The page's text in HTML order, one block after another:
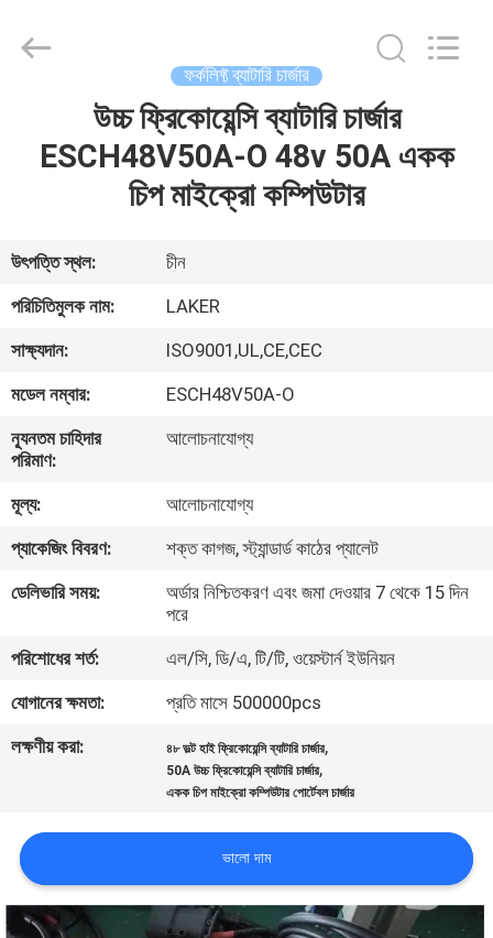
আমাদের
সম্পর্কে
কারখানা
ভ্রমণ
নিয়ন্ত্রণ
আমাদের
যোগাযোগ
করুন
সাইট
ম্যাপ
CO.,LIMITED.
ফর্কলিফ্ট ব্যাটারি চার্জার
উচ্চ ফ্রিকোয়েন্সি ব্যাটারি চার্জার
ESCH48V50A-O 48v 50A একক
চিপ মাইক্রো কম্পিউটার
উৎপত্তি স্থল:
চীন
পরিচিতিমুলক নাম:
LAKER
সাক্ষ্যদান:
ISO9001,UL,CE,CEC
মডেল নম্বার:
ESCH48V50A-O
ন্যূনতম চাহিদার
পরিমাণ:
আলোচনাযোগ্য
মূল্য:
আলোচনাযোগ্য
প্যাকেজিং বিবরণ:
শক্ত কাগজ, স্ট্যান্ডার্ড কাঠের প্যালেট
ডেলিভারি সময়:
অর্ডার নিশ্চিতকরণ এবং জমা দেওয়ার 7 থেকে 15 দিন
পরে
পরিশোধের শর্ত:
এল/সি, ডি/এ, টি/টি, ওয়েস্টার্ন ইউনিয়ন
যোগানের ক্ষমতা:
প্রতি মাসে 500000pcs
লক্ষণীয় করা:
৪৮ ভল্ট হাই ফ্রিকোয়েন্সি ব্যাটারি চার্জার,
50A উচ্চ ফ্রিকোয়েন্সি ব্যাটারি চার্জার,
একক চিপ মাইক্রো কম্পিউটার পোর্টেবল চার্জার
ভালো দাম